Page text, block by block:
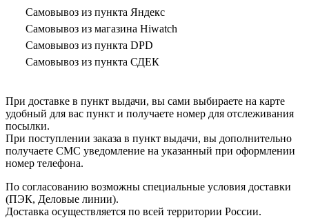
Самовывоз из пункта Яндекс
Самовывоз из магазина Hiwatch
Самовывоз из пункта DPD
Самовывоз из пункта СДЕК
При доставке в пункт выдачи, вы сами выбираете на карте
удобный для вас пункт и получаете номер для отслеживания
посылки.
При поступлении заказа в пункт выдачи, вы дополнительно
получаете СМС уведомление на указанный при оформлении
номер телефона.
По согласованию возможны специальные условия доставки
(ПЭК, Деловые линии).
Доставка осуществляется по всей территории России.